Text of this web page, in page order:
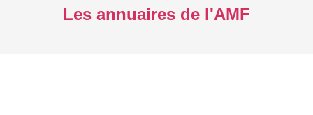
Les annuaires de l'AMF